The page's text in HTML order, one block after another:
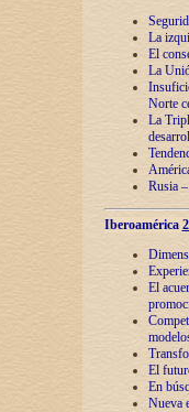
La
El
La
Norte
La
Rusia
Iberoamérica
El
El
En
Nueva